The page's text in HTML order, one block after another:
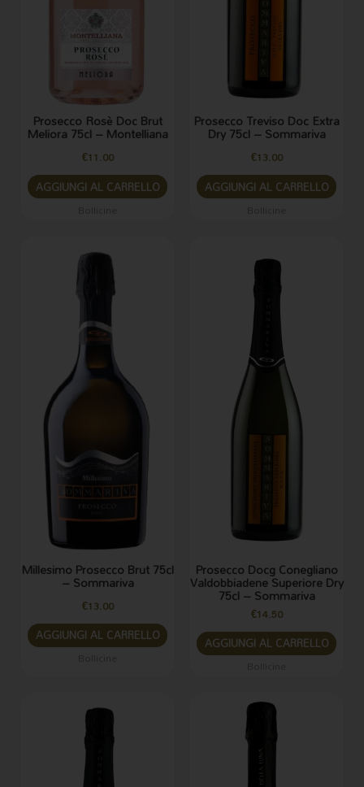
Prosecco Rosè Doc Brut
Meliora 75cl – Montelliana
€11.00
AGGIUNGI AL CARRELLO
Prosecco Treviso Doc Extra
Dry 75cl – Sommariva
€13.00
AGGIUNGI AL CARRELLO
Millesimo Prosecco Brut 75cl
– Sommariva
€13.00
AGGIUNGI AL CARRELLO
Prosecco Docg Conegliano
Valdobbiadene Superiore Dry
75cl – Sommariva
€14.50
AGGIUNGI AL CARRELLO